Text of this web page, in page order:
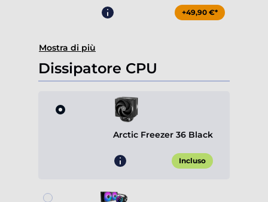
+49,90 €*
Mostra di più
Dissipatore CPU
Arctic Freezer 36 Black
Incluso